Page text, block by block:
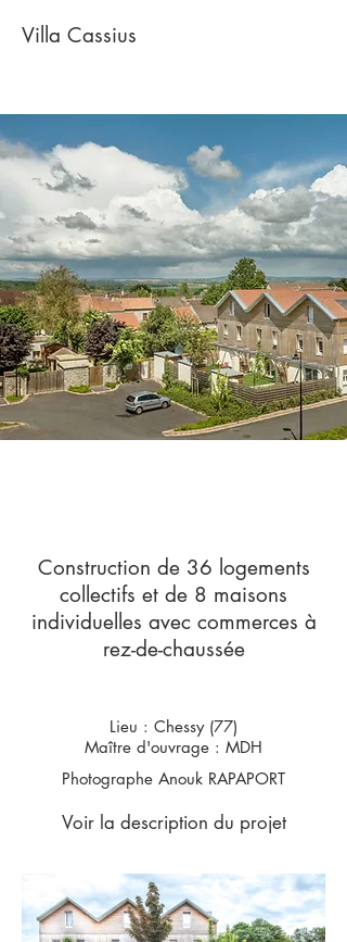
Villa Cassius
Construction de 36 logements
collectifs et de 8 maisons
individuelles avec commerces à
rez-de-chaussée
Lieu : Chessy (77)
Maître d'ouvrage : MDH
Photographe Anouk RAPAPORT
Voir la description du projet